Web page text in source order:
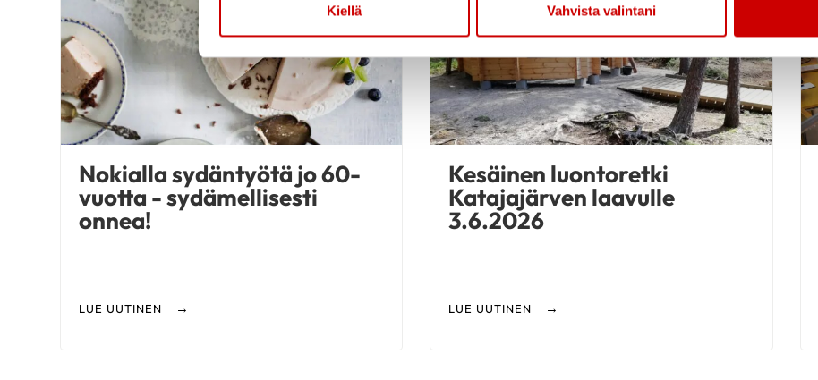
Kiellä Vahvista valintani
Nokialla sydäntyötä jo 60-
vuotta - sydämellisesti
onnea!
LUE UUTINEN
Kesäinen luontoretki
Katajajärven laavulle
3.6.2026
LUE UUTINEN